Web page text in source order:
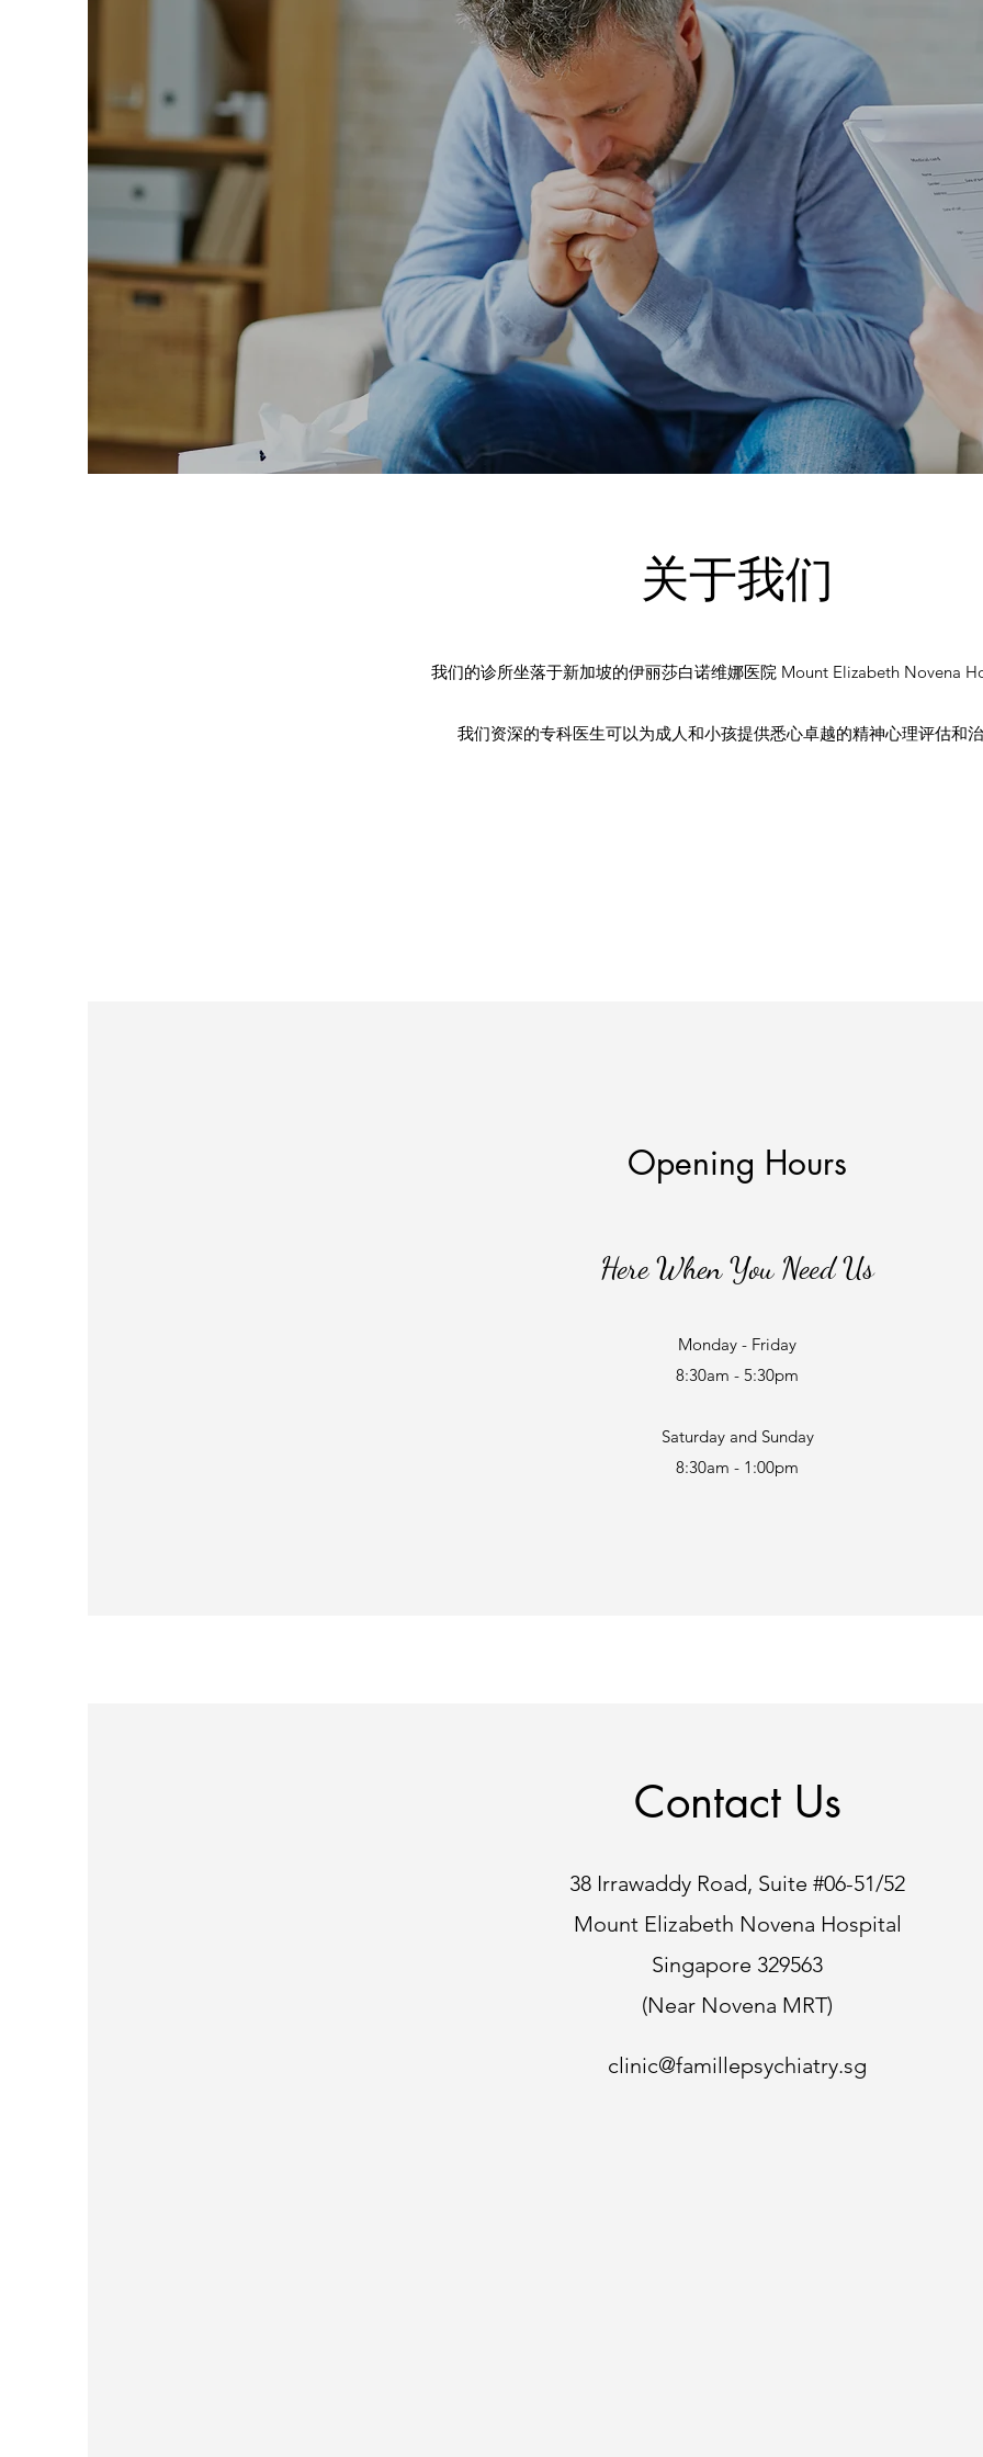
​关于我们
我们的诊所坐落于新加坡的伊丽莎白诺维娜医院 Mount Elizabeth Novena
我们资深的专科医生可以为成人和小孩提供悉心卓越的精神心理评估和治
Opening Hours
Here When You Need Us
Monday - Friday
8:30am - 5:30pm
Saturday and Sunday
8:30am - 1:00pm
Contact Us
38 Irrawaddy Road, Suite #06-51/52
Mount Elizabeth Novena Hospital
Singapore 329563
(Near Novena MRT)
clinic@famillepsychiatry.sg